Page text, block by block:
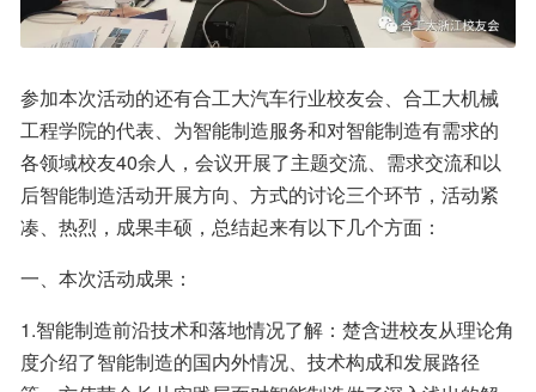
参加本次活动的还有合工大汽车行业校友会、合工大机械
工程学院的代表、为智能制造服务和对智能制造有需求的
各领域校友40余人，会议开展了主题交流、需求交流和以
后智能制造活动开展方向、方式的讨论三个环节，活动紧
凑、热烈，成果丰硕，总结起来有以下几个方面：
一、本次活动成果：
1.智能制造前沿技术和落地情况了解：楚含进校友从理论角
度介绍了智能制造的国内外情况、技术构成和发展路径